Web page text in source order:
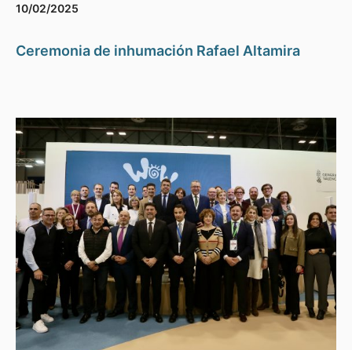
10/02/2025
Ceremonia de inhumación Rafael Altamira